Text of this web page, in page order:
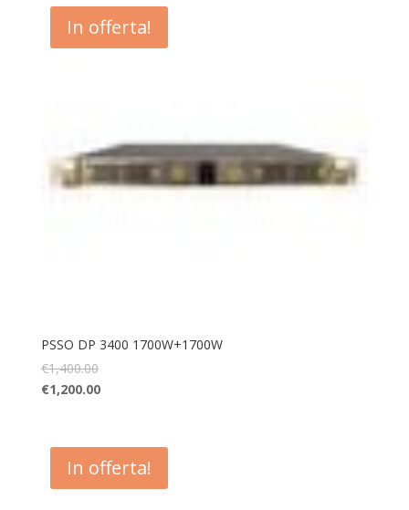
In offerta!
PSSO DP 3400 1700W+1700W
€1,400.00
€1,200.00
In offerta!